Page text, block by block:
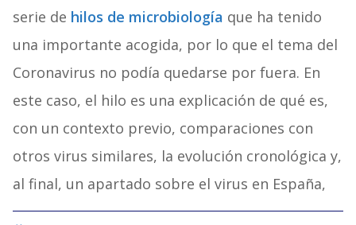
serie de hilos de microbiología que ha tenido
una importante acogida, por lo que el tema del
Coronavirus no podía quedarse por fuera. En
este caso, el hilo es una explicación de qué es,
con un contexto previo, comparaciones con
otros virus similares, la evolución cronológica y,
al final, un apartado sobre el virus en España,